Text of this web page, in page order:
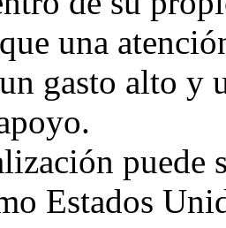
una
gasto alto y
puede
Estados